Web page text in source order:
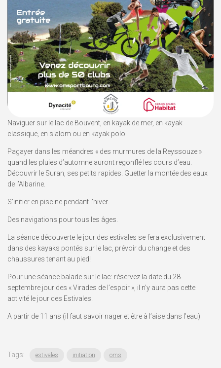
Naviguer sur le lac de Bouvent, en kayak de mer, en kayak
classique, en slalom ou en kayak polo
Pagayer dans les méandres « des murmures de la Reyssouze »
quand les pluies d’automne auront regonflé les cours d’eau.
Découvrir le Suran, ses petits rapides. Guetter la montée des eaux
de l’Albarine.
S’initier en piscine pendant l’hiver.
Des navigations pour tous les âges.
La séance découverte le jour des estivales se fera exclusivement
dans des kayaks pontés sur le lac, prévoir du change et des
chaussures tenant au pied!
Pour une séance balade sur le lac: réservez la date du 28
septembre jour des « Virades de l’espoir », il n’y aura pas cette
activité le jour des Estivales.
A partir de 11 ans (il faut savoir nager et être à l’aise dans l’eau)
Tags: estivales initiation oms